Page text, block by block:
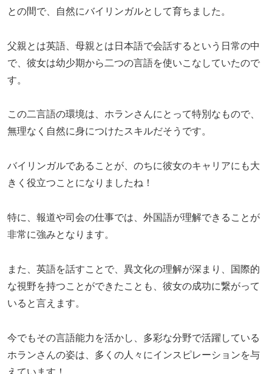
との間で、自然にバイリンガルとして育ちました。
父親とは英語、母親とは日本語で会話するという日常の中
で、彼女は幼少期から二つの言語を使いこなしていたので
す。
この二言語の環境は、ホランさんにとって特別なもので、
無理なく自然に身につけたスキルだそうです。
バイリンガルであることが、のちに彼女のキャリアにも大
きく役立つことになりましたね！
特に、報道や司会の仕事では、外国語が理解できることが
非常に強みとなります。
また、英語を話すことで、異文化の理解が深まり、国際的
な視野を持つことができたことも、彼女の成功に繋がって
いると言えます。
今でもその言語能力を活かし、多彩な分野で活躍している
ホランさんの姿は、多くの人々にインスピレーションを与
えています！